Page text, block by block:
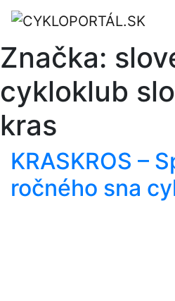
Značka:
cykloklub
kras
KRASKROS –
ročného sna